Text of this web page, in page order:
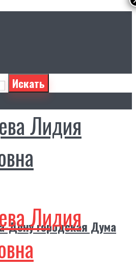
Искать
Лидия
Дону городская Дума
Лидия